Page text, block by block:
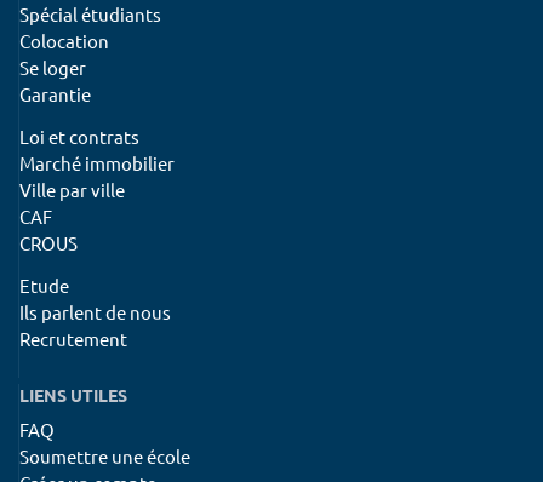
Spécial étudiants
Colocation
Se loger
Garantie
Loi et contrats
Marché immobilier
Ville par ville
CAF
CROUS
Etude
Ils parlent de nous
Recrutement
LIENS UTILES
FAQ
Soumettre une école